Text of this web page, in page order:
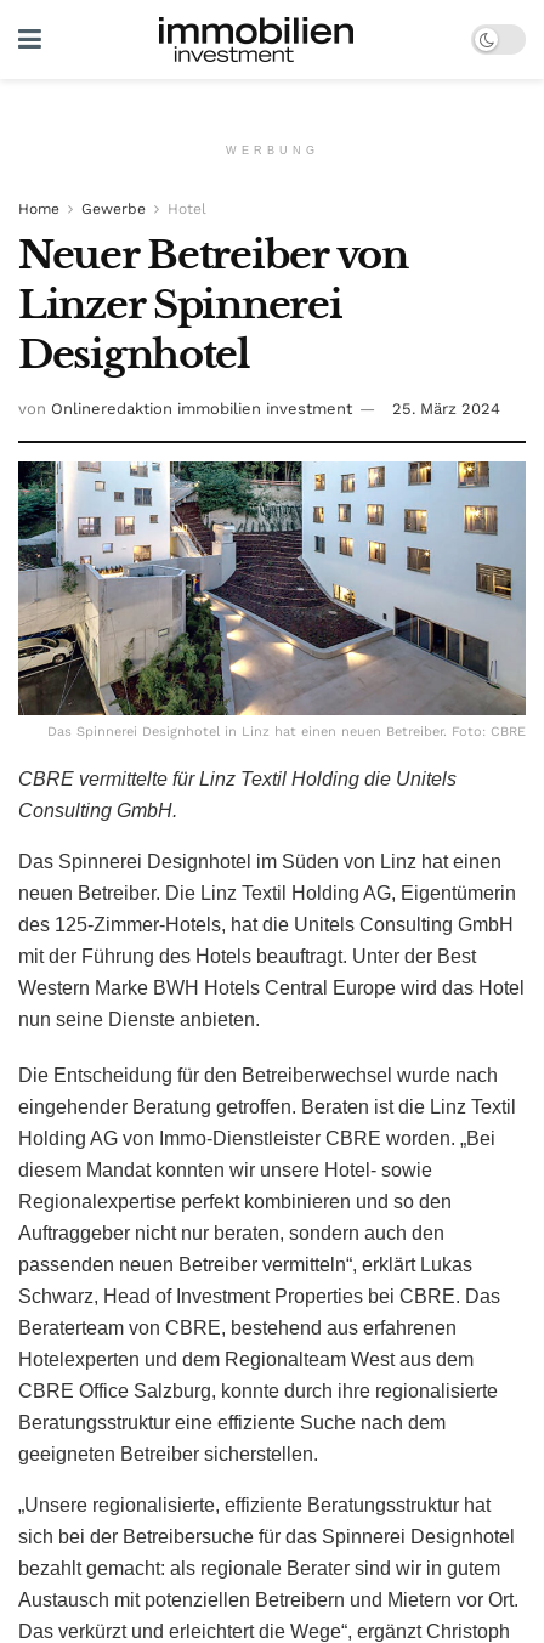
WERBUNG
Home Gewerbe Hotel
Neuer Betreiber von
Linzer Spinnerei
Designhotel
von Onlineredaktion immobilien investment 25. März 2024
Das Spinnerei Designhotel in Linz hat einen neuen Betreiber. Foto: CBRE
CBRE vermittelte für Linz Textil Holding die Unitels
Consulting GmbH.
Das Spinnerei Designhotel im Süden von Linz hat einen
neuen Betreiber. Die Linz Textil Holding AG, Eigentümerin
des 125-Zimmer-Hotels, hat die Unitels Consulting GmbH
mit der Führung des Hotels beauftragt. Unter der Best
Western Marke BWH Hotels Central Europe wird das Hotel
nun seine Dienste anbieten.
Die Entscheidung für den Betreiberwechsel wurde nach
eingehender Beratung getroffen. Beraten ist die Linz Textil
Holding AG von Immo-Dienstleister CBRE worden. „Bei
diesem Mandat konnten wir unsere Hotel- sowie
Regionalexpertise perfekt kombinieren und so den
Auftraggeber nicht nur beraten, sondern auch den
passenden neuen Betreiber vermitteln“, erklärt Lukas
Schwarz, Head of Investment Properties bei CBRE. Das
Beraterteam von CBRE, bestehend aus erfahrenen
Hotelexperten und dem Regionalteam West aus dem
CBRE Office Salzburg, konnte durch ihre regionalisierte
Beratungsstruktur eine effiziente Suche nach dem
geeigneten Betreiber sicherstellen.
„Unsere regionalisierte, effiziente Beratungsstruktur hat
sich bei der Betreibersuche für das Spinnerei Designhotel
bezahlt gemacht: als regionale Berater sind wir in gutem
Austausch mit potenziellen Betreibern und Mietern vor Ort.
Das verkürzt und erleichtert die Wege“, ergänzt Christoph